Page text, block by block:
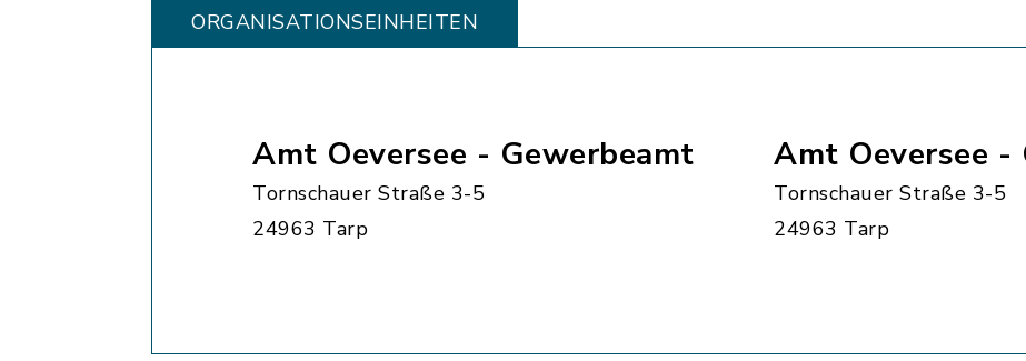
ORGANISATIONS­EINHEITEN
Amt Oeversee - Gewerbeamt
Tornschauer Straße 3-5
24963 Tarp
Amt Oeversee -
Tornschauer Straße 3-5
24963 Tarp